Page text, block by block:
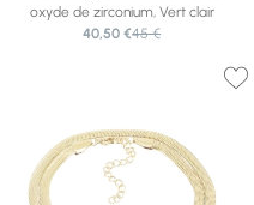
oxyde de zirconium, Vert clair
40,50 €45 €